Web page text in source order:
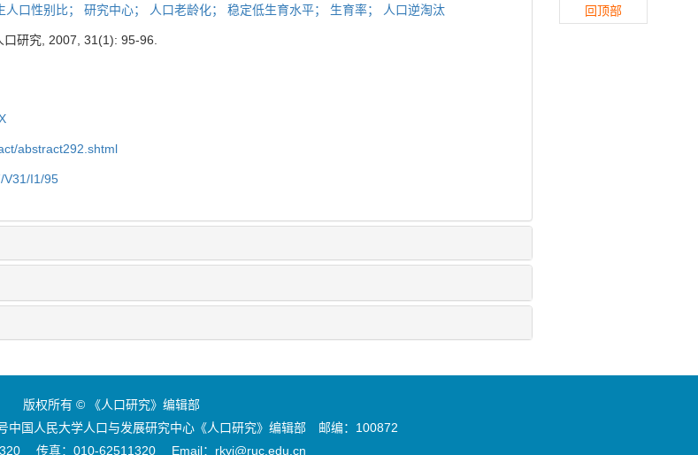
人口性别比； 研究中心； 人口老龄化； 稳定低生育水平； 生育率； 人口逆淘汰
研究, 2007, 31(1): 95-96.
abstract292.shtml
V31/I1/95
回顶部
版权所有 © 《人口研究》编辑部
中国人民大学人口与发展研究中心《人口研究》编辑部 邮编：100872
传真：010-62511320 Email：rkyj@ruc.edu.cn